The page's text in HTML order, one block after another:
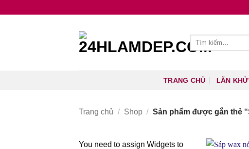
Tìm
kiếm:
TRANG CHỦ LĂN
Trang chủ / Shop / Sản phẩm được gắn thẻ
You need to assign Widgets to